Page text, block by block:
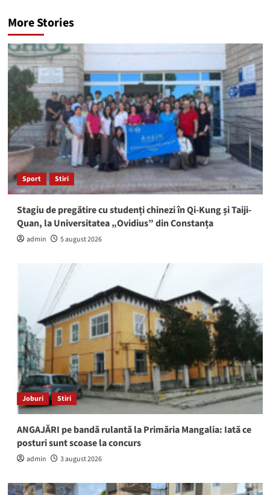
More Stories
Sport Stiri
Stagiu de pregătire cu studenți chinezi în Qi-Kung și Taiji-
Quan, la Universitatea „Ovidius” din Constanța
admin 5 august 2026
Joburi Stiri
ANGAJĂRI pe bandă rulantă la Primăria Mangalia: Iată ce
posturi sunt scoase la concurs
admin 3 august 2026